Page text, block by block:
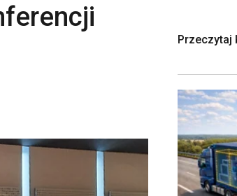
Przeczytaj